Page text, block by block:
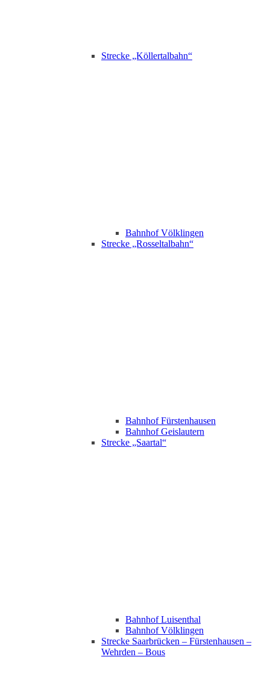
Strecke „Köllertalbahn“
Bahnhof Völklingen
Strecke „Rosseltalbahn“
Bahnhof Fürstenhausen
Bahnhof Geislautern
Strecke „Saartal“
Bahnhof Luisenthal
Bahnhof Völklingen
Strecke Saarbrücken – Fürstenhausen –
Wehrden – Bous